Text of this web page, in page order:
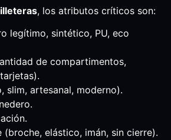
, los atributos críticos son:
legítimo, sintético, PU, eco
de compartimentos,
slim, artesanal, moderno).
(broche, elástico, imán, sin cierre).